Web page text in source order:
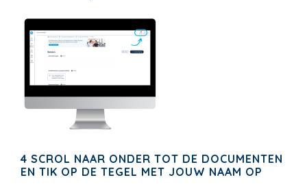
4 SCROL NAAR ONDER TOT DE DOCUMENTEN
EN TIK OP DE TEGEL MET JOUW NAAM OP